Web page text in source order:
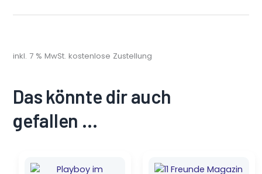
inkl. 7 % MwSt. kostenlose Zustellung
Das könnte dir auch
gefallen …
Preis
Preis
Preis
Preis